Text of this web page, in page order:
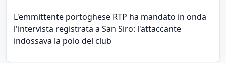
L'emmittente portoghese RTP ha mandato in onda
l'intervista registrata a San Siro: l'attaccante
indossava la polo del club